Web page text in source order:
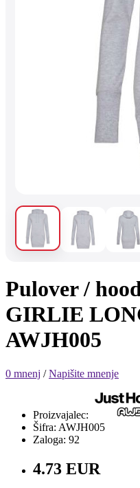
Pulover /
GIRLIE
AWJH005
0 mnenj /Napišite mnenje
Proizvajalec:
Šifra: AWJH005
Zaloga: 92
4.73 EUR